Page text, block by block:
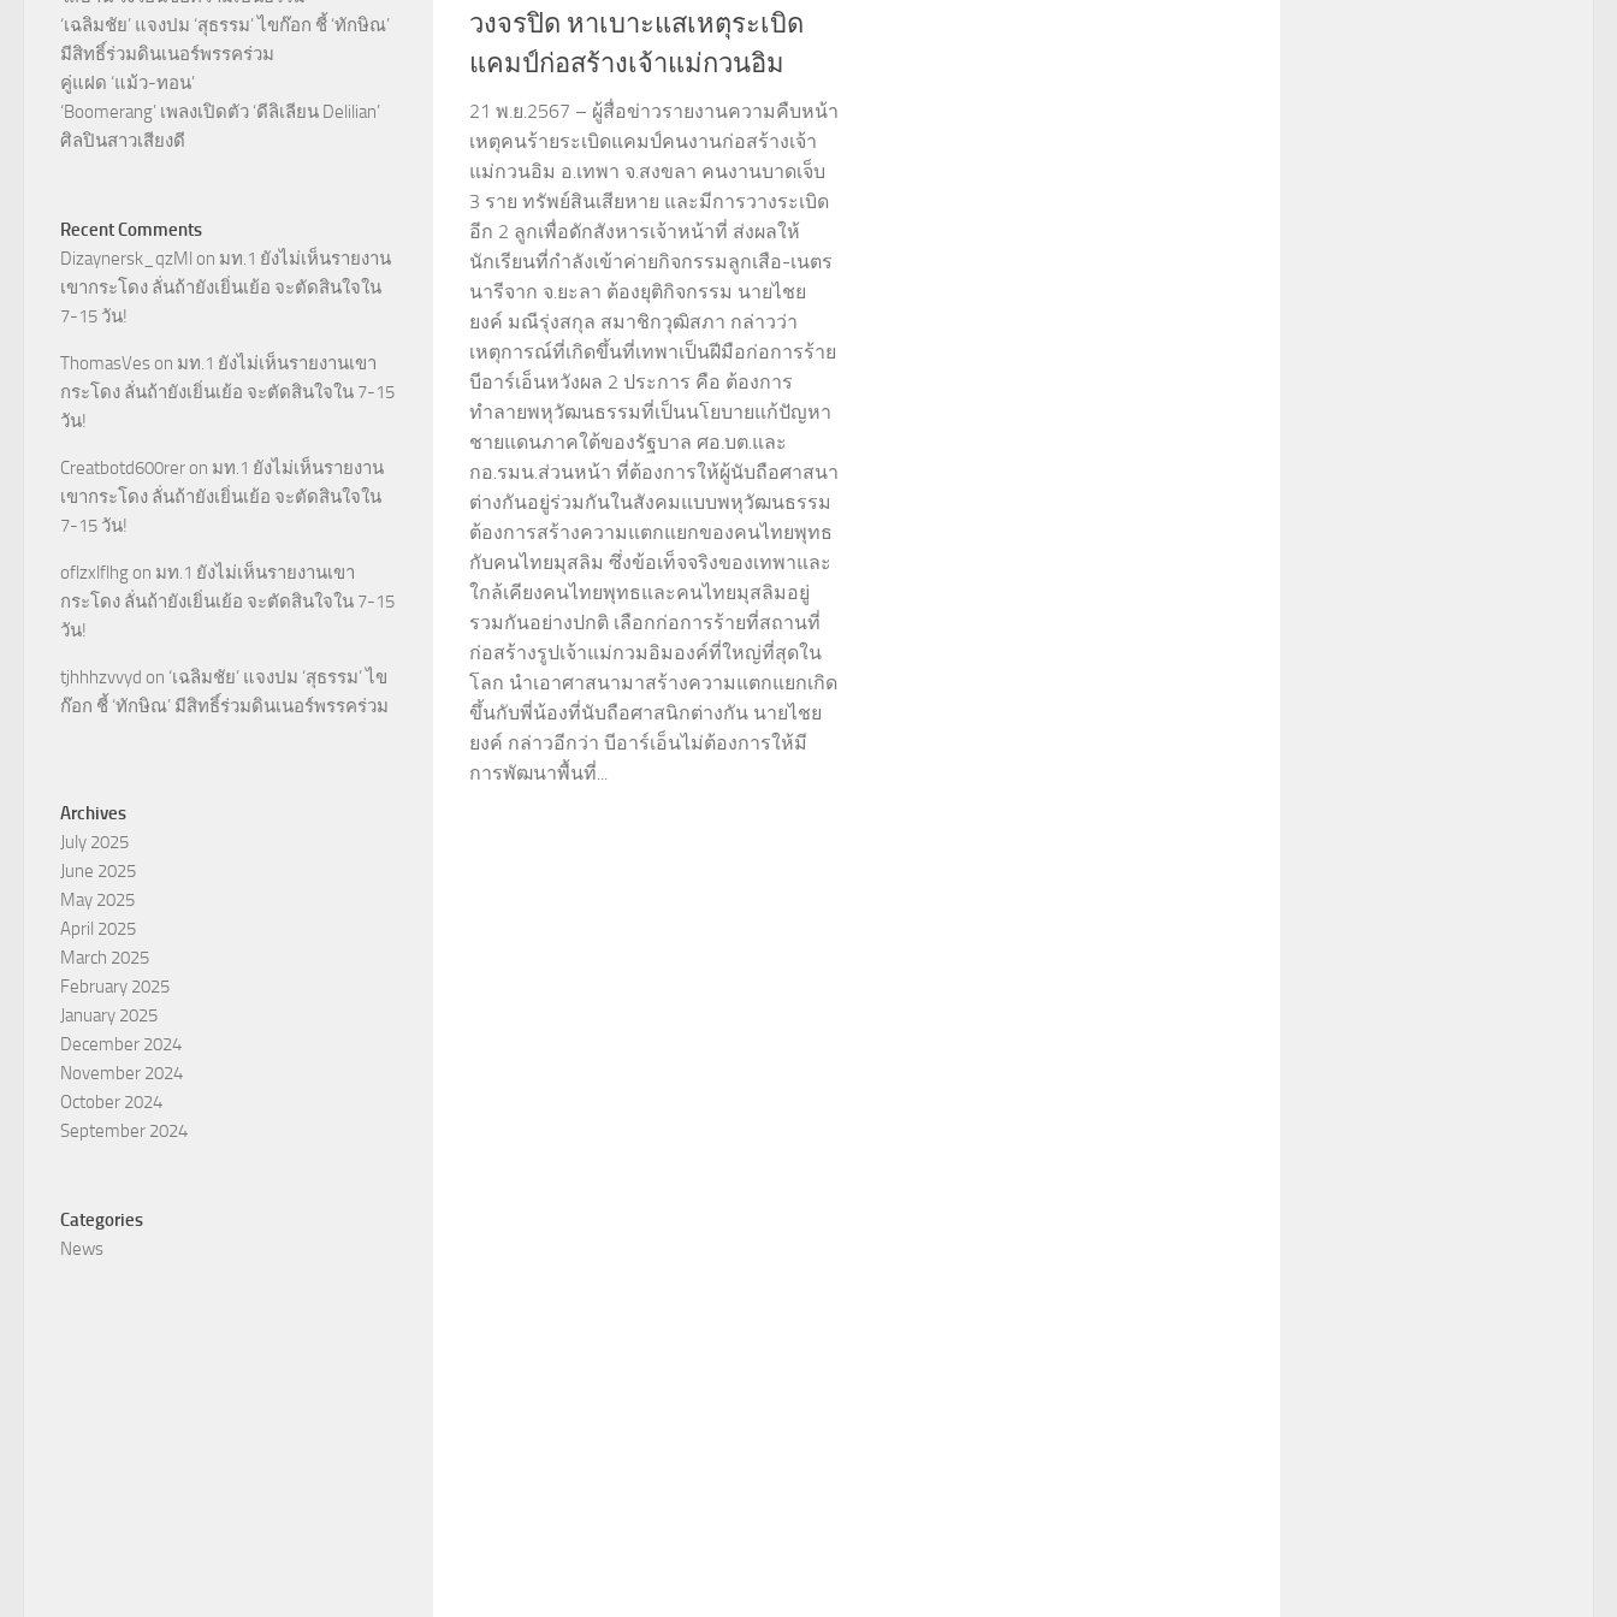
วงจรปิด หาเบาะแสเหตุระเบิด
แคมป์ก่อสร้างเจ้าแม่กวนอิม
21 พ.ย.2567 – ผู้สื่อข่าวรายงานความคืบหน้า
เหตุคนร้ายระเบิดแคมป์คนงานก่อสร้างเจ้า
แม่กวนอิม อ.เทพา จ.สงขลา คนงานบาดเจ็บ
3 ราย ทรัพย์สินเสียหาย และมีการวางระเบิด
อีก 2 ลูกเพื่อดักสังหารเจ้าหน้าที่ ส่งผลให้
นักเรียนที่กำลังเข้าค่ายกิจกรรมลูกเสือ-เนตร
นารีจาก จ.ยะลา ต้องยุติกิจกรรม นายไชย
ยงค์ มณีรุ่งสกุล สมาชิกวุฒิสภา กล่าวว่า
เหตุการณ์ที่เกิดขึ้นที่เทพาเป็นฝีมือก่อการร้าย
บีอาร์เอ็นหวังผล 2 ประการ คือ ต้องการ
ทำลายพหุวัฒนธรรมที่เป็นนโยบายแก้ปัญหา
ชายแดนภาคใต้ของรัฐบาล ศอ.บต.และ
กอ.รมน.ส่วนหน้า ที่ต้องการให้ผู้นับถือศาสนา
ต่างกันอยู่ร่วมกันในสังคมแบบพหุวัฒนธรรม
ต้องการสร้างความแตกแยกของคนไทยพุทธ
กับคนไทยมุสลิม ซึ่งข้อเท็จจริงของเทพาและ
ใกล้เคียงคนไทยพุทธและคนไทยมุสลิมอยู่
รวมกันอย่างปกติ เลือกก่อการร้ายที่สถานที่
ก่อสร้างรูปเจ้าแม่กวมอิมองค์ที่ใหญ่ที่สุดใน
โลก นำเอาศาสนามาสร้างความแตกแยกเกิด
ขึ้นกับพี่น้องที่นับถือศาสนิกต่างกัน นายไชย
ยงค์ กล่าวอีกว่า บีอาร์เอ็นไม่ต้องการให้มี
การพัฒนาพื้นที่...
‘เฉลิมชัย’ แจงปม ‘สุธรรม’ ไขก๊อก ชี้ ‘ทักษิณ’
มีสิทธิ์ร่วมดินเนอร์พรรคร่วม
คู่แฝด ‘แม้ว-ทอน’
‘Boomerang’ เพลงเปิดตัว ‘ดีลิเลียน Delilian’
ศิลปินสาวเสียงดี
Recent Comments
Dizaynersk_qzMl on มท.1 ยังไม่เห็นรายงาน
เขากระโดง ลั่นถ้ายังเยิ่นเย้อ จะตัดสินใจใน
7-15 วัน!
ThomasVes on มท.1 ยังไม่เห็นรายงานเขา
กระโดง ลั่นถ้ายังเยิ่นเย้อ จะตัดสินใจใน 7-15
วัน!
Creatbotd600rer on มท.1 ยังไม่เห็นรายงาน
เขากระโดง ลั่นถ้ายังเยิ่นเย้อ จะตัดสินใจใน
7-15 วัน!
oflzxlflhg on มท.1 ยังไม่เห็นรายงานเขา
กระโดง ลั่นถ้ายังเยิ่นเย้อ จะตัดสินใจใน 7-15
วัน!
tjhhhzvvyd on ‘เฉลิมชัย’ แจงปม ‘สุธรรม’ ไข
ก๊อก ชี้ ‘ทักษิณ’ มีสิทธิ์ร่วมดินเนอร์พรรคร่วม
Archives
July 2025
June 2025
May 2025
April 2025
March 2025
February 2025
January 2025
December 2024
November 2024
October 2024
September 2024
Categories
News